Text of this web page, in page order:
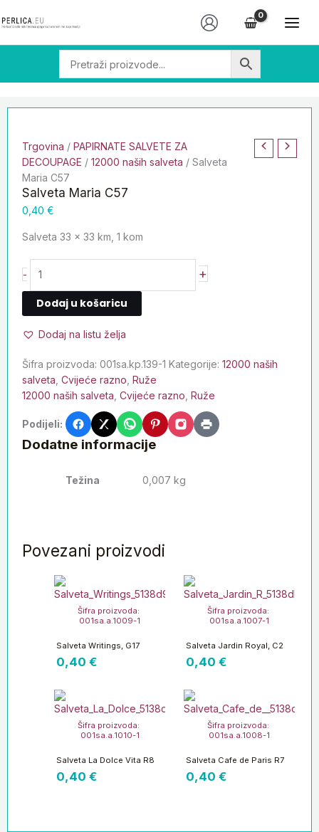
to
Trgovina / PAPIRNATE SALVETE ZA
DECOUPAGE / 12000 naših salveta / Salveta
Maria C57
Salveta Maria C57
0,40 €
Salveta 33 x 33 km, 1 kom
-
Maria
količina
+
Dodaj u košaricu
Dodaj na listu želja
Šifra proizvoda: 001sa.kp.139-1 Kategorije: 12000 naših
salveta Cvijeće razno Ruže
12000 naših salveta Cvijeće razno Ruže
Podijeli:
Dodatne informacije
Težina 0,007 kg
Povezani proizvodi
Šifra proizvoda:
001sa.a.1009-1
Salveta Writings, G17
0,40 €
Šifra proizvoda:
001sa.a.1007-1
Salveta Jardin Royal, C2
0,40 €
Šifra proizvoda:
001sa.a.1010-1
Salveta La Dolce Vita R8
0,40 €
Šifra proizvoda:
001sa.a.1008-1
Salveta Cafe de Paris R7
0,40 €